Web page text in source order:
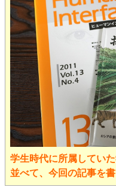
学生時代に所属してい
並べて、今回の記事を